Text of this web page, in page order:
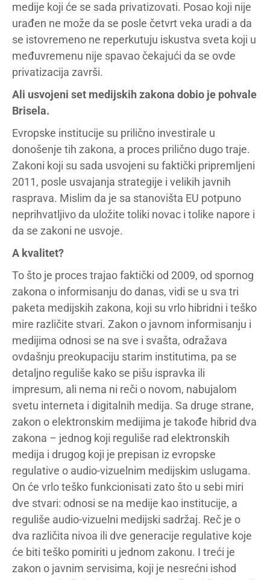
medije koji će se sada privatizovati. Posao koji nije
urađen ne može da se posle četvrt veka uradi a da
se istovremeno ne reperkutuju iskustva sveta koji u
međuvremenu nije spavao čekajući da se ovde
privatizacija završi.
Ali usvojeni set medijskih zakona dobio je pohvale
Brisela.
Evropske institucije su prilično investirale u
donošenje tih zakona, a proces prilično dugo traje.
Zakoni koji su sada usvojeni su faktički pripremljeni
2011, posle usvajanja strategije i velikih javnih
rasprava. Mislim da je sa stanovišta EU potpuno
neprihvatljivo da uložite toliki novac i tolike napore i
da se zakoni ne usvoje.
A kvalitet?
To što je proces trajao faktički od 2009, od spornog
zakona o informisanju do danas, vidi se u sva tri
paketa medijskih zakona, koji su vrlo hibridni i teško
mire različite stvari. Zakon o javnom informisanju i
medijima odnosi se na sve i svašta, odražava
ovdašnju preokupaciju starim institutima, pa se
detaljno reguliše kako se pišu ispravka ili
impresum, ali nema ni reči o novom, nabujalom
svetu interneta i digitalnih medija. Sa druge strane,
zakon o elektronskim medijima je takođe hibrid dva
zakona – jednog koji reguliše rad elektronskih
medija i drugog koji je prepisan iz evropske
regulative o audio-vizuelnim medijskim uslugama.
On će vrlo teško funkcionisati zato što u sebi miri
dve stvari: odnosi se na medije kao institucije, a
reguliše audio-vizuelni medijski sadržaj. Reč je o
dva različita nivoa ili dve generacije regulative koje
će biti teško pomiriti u jednom zakonu. I treći je
zakon o javnim servisima, koji je nesrećni ishod